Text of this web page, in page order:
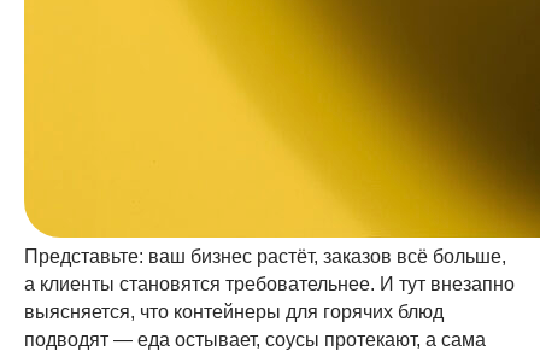
Представьте: ваш бизнес растёт, заказов всё больше,
а клиенты становятся требовательнее. И тут внезапно
выясняется, что контейнеры для горячих блюд
подводят — еда остывает, соусы протекают, а сама